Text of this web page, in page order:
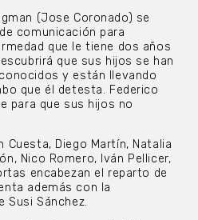
(Jose Coronado) se
comunicación para
que le tiene dos años
que sus hijos se han
y están llevando
que él detesta. Federico
para que sus hijos no
Cuesta, Diego Martín, Natalia
Nico Romero, Iván Pellicer,
encabezan el reparto de
además con la
Susi Sánchez.